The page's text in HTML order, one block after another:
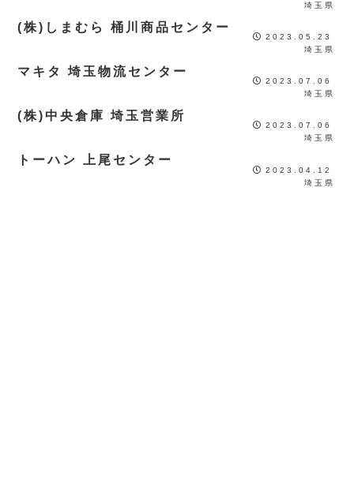
埼玉県
(株)しまむら 桶川商品センター
2023.05.23
埼玉県
マキタ 埼玉物流センター
2023.07.06
埼玉県
(株)中央倉庫 埼玉営業所
2023.07.06
埼玉県
トーハン 上尾センター
2023.04.12
埼玉県